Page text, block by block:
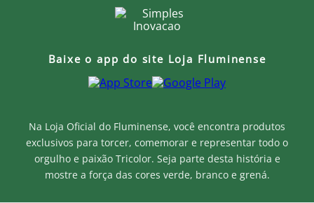
Na Loja Oficial do Fluminense, você encontra produtos
exclusivos para torcer, comemorar e representar todo o
orgulho e paixão Tricolor. Seja parte desta história e
mostre a força das cores verde, branco e grená.
Baixe o app do site Loja Fluminense